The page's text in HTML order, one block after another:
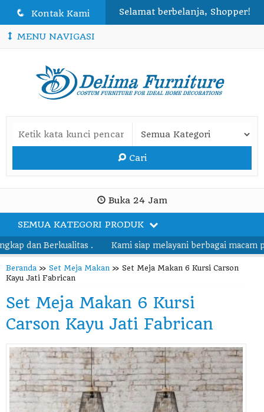
q Kontak Kami Selamat berbelanja, Shopper!
MENU NAVIGASI
Cari
Buka 24 Jam
SEMUA KATEGORI PRODUK
dan Berkualitas . Kami siap melayani berbagai macam
Beranda » Set Meja Makan » Set Meja Makan 6 Kursi Carson
Kayu Jati Fabrican
Set Meja Makan 6 Kursi
Carson Kayu Jati Fabrican